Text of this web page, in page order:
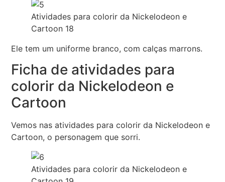
Atividades para colorir da Nickelodeon e
Cartoon 18
Ele tem um uniforme branco, com calças marrons.
Ficha de atividades para
colorir da Nickelodeon e
Cartoon
Vemos nas atividades para colorir da Nickelodeon e
Cartoon, o personagem que sorri.
Atividades para colorir da Nickelodeon e